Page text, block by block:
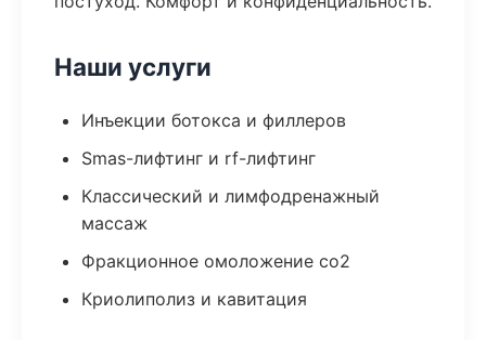
Наши услуги
Инъекции ботокса и филлеров
Smas-лифтинг и rf-лифтинг
Классический и лимфодренажный
массаж
Фракционное омоложение co2
Криолиполиз и кавитация